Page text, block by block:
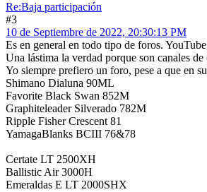
Re:Baja participación
#3
10 de Septiembre de 2022, 20:30:13 PM
Es en general en todo tipo de foros.
Una lástima la verdad porque son canales
Yo siempre prefiero un foro, pese a que en
Shimano Dialuna 90ML
Favorite Black Swan 852M
Graphiteleader Silverado 782M
Ripple Fisher Crescent 81
YamagaBlanks BCIII 76&78
Certate LT 2500XH
Ballistic Air 3000H
Emeraldas E LT 2000SHX